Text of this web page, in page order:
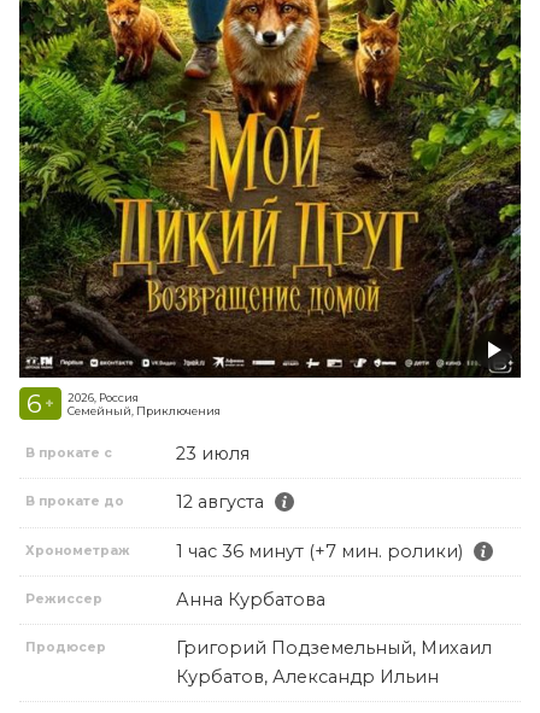
6 +
2026, Россия
Семейный, Приключения
В прокате с 23 июля
В прокате до 12 августа
Хронометраж 1 час 36 минут (+7 мин. ролики)
Режиссер Анна Курбатова
Продюсер
Григорий Подземельный, Михаил
Курбатов, Александр Ильин